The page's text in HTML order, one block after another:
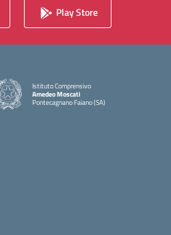
Play Store
Istituto Comprensivo
Amedeo Moscati
Pontecagnano Faiano (SA)
— Visita la pagina iniziale della scuola